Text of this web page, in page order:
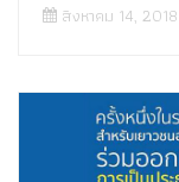
สิงหาคม 14, 2018